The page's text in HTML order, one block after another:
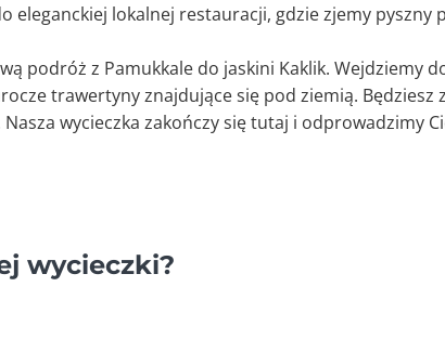
eleganckiej lokalnej restauracji, gdzie zjemy pyszny
podróż z Pamukkale do jaskini Kaklik. Wejdziemy
trawertyny znajdujące się pod ziemią. Będziesz
wycieczka zakończy się tutaj i odprowadzimy
wycieczki?